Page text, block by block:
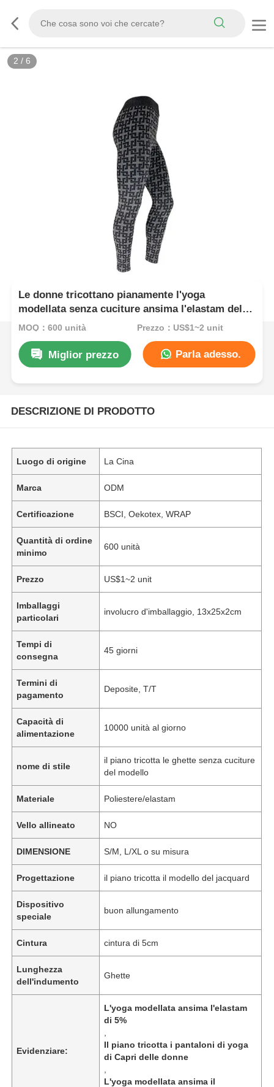
2 / 6
Le donne tricottano pianamente l'yoga
modellata senza cuciture ansima l'elastam del
poliestere 5% di 65%
MOQ：600 unità Prezzo：US$1~2 unit
Miglior prezzo Parla adesso.
DESCRIZIONE DI PRODOTTO
Luogo di origine La Cina
Marca ODM
Certificazione BSCI, Oekotex, WRAP
Quantità di ordine
minimo
600 unità
Prezzo US$1~2 unit
Imballaggi
particolari
involucro d'imballaggio, 13x25x2cm
Tempi di
consegna
45 giorni
Termini di
pagamento
Deposite, T/T
Capacità di
alimentazione
10000 unità al giorno
nome di stile
il piano tricotta le ghette senza cuciture
del modello
Materiale Poliestere/elastam
Vello allineato NO
DIMENSIONE S/M, L/XL o su misura
Progettazione il piano tricotta il modello del jacquard
Dispositivo
speciale
buon allungamento
Cintura cintura di 5cm
Lunghezza
dell'indumento
Ghette
Evidenziare:
L'yoga modellata ansima l'elastam
di 5%
Il piano tricotta i pantaloni di yoga
di Capri delle donne
L'yoga modellata ansima il